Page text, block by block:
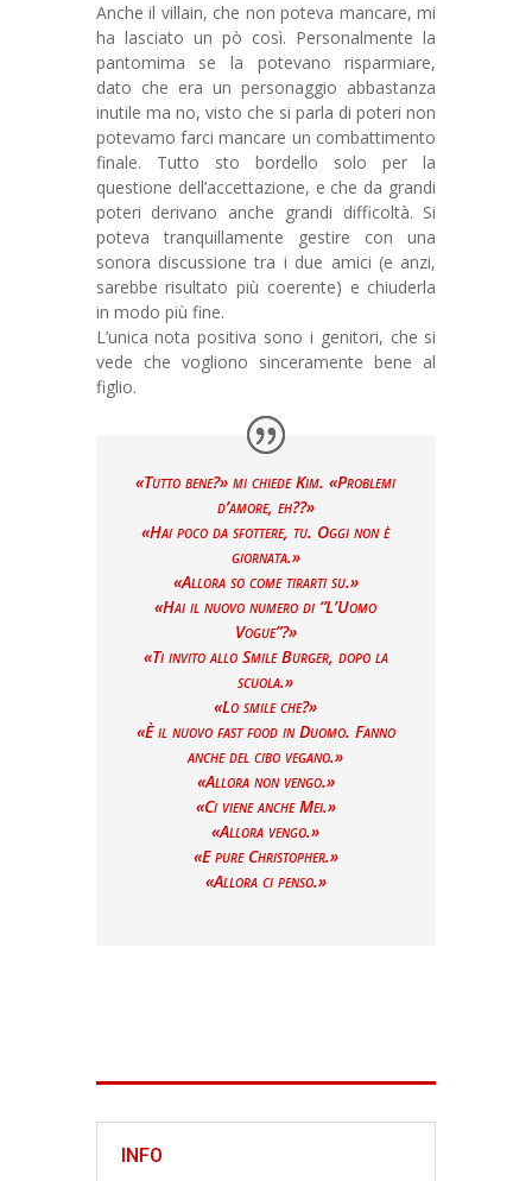
Anche il villain, che non poteva mancare, mi
ha lasciato un pò così. Personalmente la
pantomima se la potevano risparmiare,
dato che era un personaggio abbastanza
inutile ma no, visto che si parla di poteri non
potevamo farci mancare un combattimento
finale. Tutto sto bordello solo per la
questione dell’accettazione, e che da grandi
poteri derivano anche grandi difficoltà. Si
poteva tranquillamente gestire con una
sonora discussione tra i due amici (e anzi,
sarebbe risultato più coerente) e chiuderla
in modo più fine.
L’unica nota positiva sono i genitori, che si
vede che vogliono sinceramente bene al
figlio.
«Tutto bene?» mi chiede Kim. «Problemi
d’amore, eh??»
«Hai poco da sfottere, tu. Oggi non è
giornata.»
«Allora so come tirarti su.»
«Hai il nuovo numero di “L’Uomo
Vogue”?»
«Ti invito allo Smile Burger, dopo la
scuola.»
«Lo smile che?»
«È il nuovo fast food in Duomo. Fanno
anche del cibo vegano.»
«Allora non vengo.»
«Ci viene anche Mei.»
«Allora vengo.»
«E pure Christopher.»
«Allora ci penso.»
INFO